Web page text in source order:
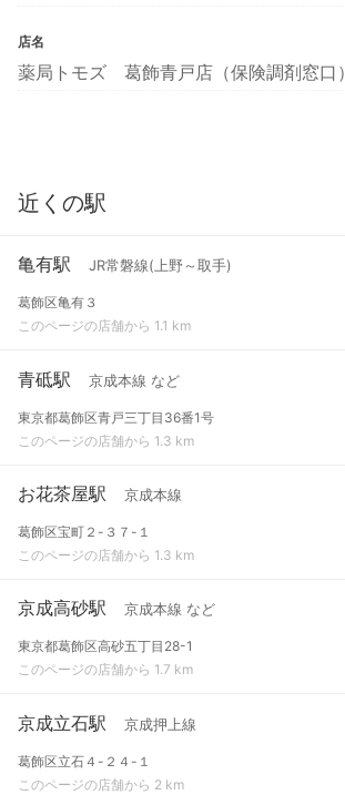
店名
薬局トモズ 葛飾青戸店（保険調剤窓口）
近くの駅
亀有駅 JR常磐線(上野～取手)
葛飾区亀有３
このページの店舗から 1.1 km
青砥駅 京成本線 など
東京都葛飾区青戸三丁目36番1号
このページの店舗から 1.3 km
お花茶屋駅 京成本線
葛飾区宝町２-３７-１
このページの店舗から 1.3 km
京成高砂駅 京成本線 など
東京都葛飾区高砂五丁目28-1
このページの店舗から 1.7 km
京成立石駅 京成押上線
葛飾区立石４-２４-１
このページの店舗から 2 km